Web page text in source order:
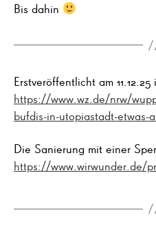
Bis dahin
Erstveröffentlicht am
https://www.wz.de/nrw/
bufdis-in-utopiastadt-etwas-
Die Sanierung mit einer
https://www.wirwunder.de/